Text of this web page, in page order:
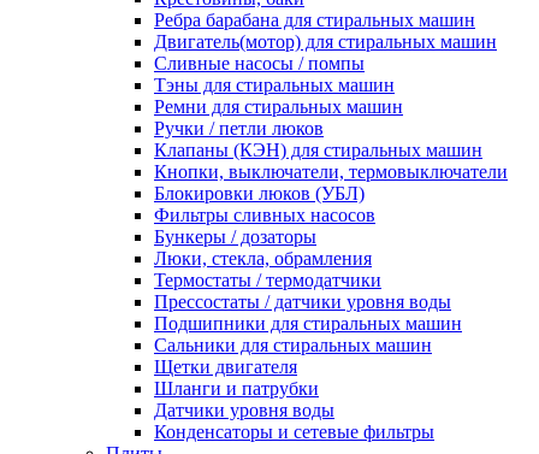
Ребра барабана для стиральных машин
Двигатель(мотор) для стиральных машин
Сливные насосы / помпы
Тэны для стиральных машин
Ремни для стиральных машин
Ручки / петли люков
Клапаны (КЭН) для стиральных машин
Кнопки, выключатели, термовыключатели
Блокировки люков (УБЛ)
Фильтры сливных насосов
Бункеры / дозаторы
Люки, стекла, обрамления
Термостаты / термодатчики
Прессостаты / датчики уровня воды
Подшипники для стиральных машин
Сальники для стиральных машин
Щетки двигателя
Шланги и патрубки
Датчики уровня воды
Конденсаторы и сетевые фильтры